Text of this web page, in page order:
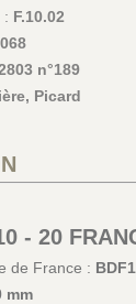
: F.10.02
n°189
Picard
- 20
de France :
mm